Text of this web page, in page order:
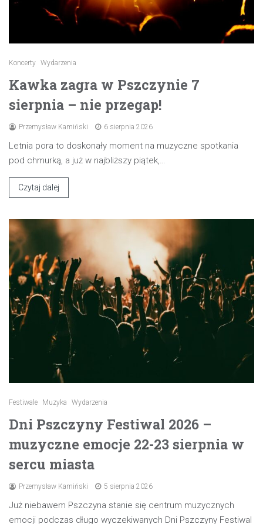
Koncerty Wydarzenia
Kawka zagra w Pszczynie 7
sierpnia – nie przegap!
Przemysław Kamiński 6 sierpnia 2026
Letnia pora to doskonały moment na muzyczne spotkania
pod chmurką, a już w najbliższy piątek,…
Czytaj dalej
Festiwale Muzyka Wydarzenia
Dni Pszczyny Festiwal 2026 –
muzyczne emocje 22-23 sierpnia w
sercu miasta
Przemysław Kamiński 5 sierpnia 2026
Już niebawem Pszczyna stanie się centrum muzycznych
emocji podczas długo wyczekiwanych Dni Pszczyny Festiwal